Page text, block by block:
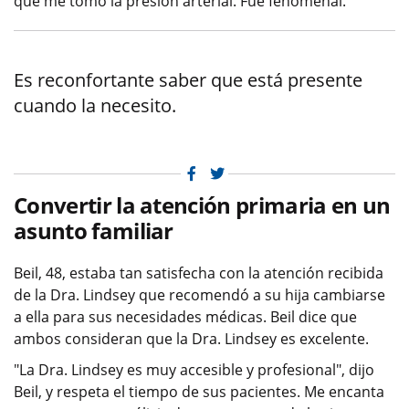
Es reconfortante saber que está presente
cuando la necesito.
Facebook
Twitter
Convertir la atención primaria en un
asunto familiar
Beil, 48, estaba tan satisfecha con la atención recibida
de la Dra. Lindsey que recomendó a su hija cambiarse
a ella para sus necesidades médicas. Beil dice que
ambos consideran que la Dra. Lindsey es excelente.
"La Dra. Lindsey es muy accesible y profesional", dijo
Beil, y respeta el tiempo de sus pacientes. Me encanta